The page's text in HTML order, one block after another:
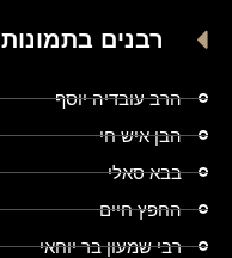
רבנים בתמונות
הרב עובדיה יוסף
הבן איש חי
בבא סאלי
החפץ חיים
רבי שמעון בר יוחאי